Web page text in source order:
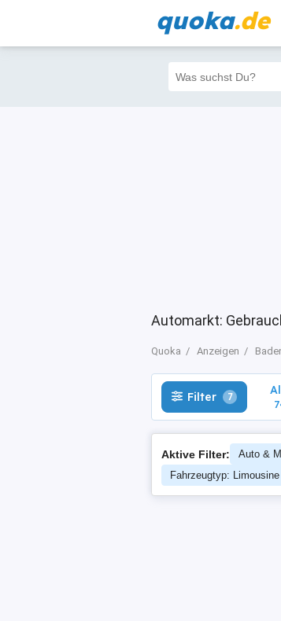
quoka.de
Automarkt:
Quoka Anzeigen
Filter 7 Alle
74
Filter 7
Aktive Filter: Auto &
Fahrzeugtyp: Limousine